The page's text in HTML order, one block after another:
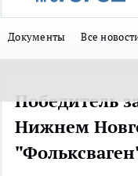
Документы Все
Победитель
Нижнем